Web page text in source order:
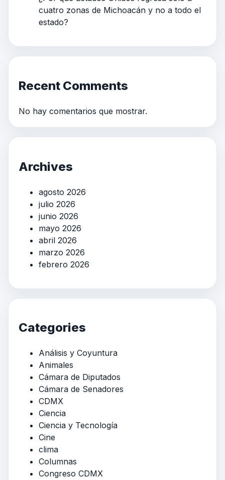
cuatro zonas de Michoacán y no a todo el
estado?
Recent Comments
No hay comentarios que mostrar.
Archives
agosto 2026
julio 2026
junio 2026
mayo 2026
abril 2026
marzo 2026
febrero 2026
Categories
Análisis y Coyuntura
Animales
Cámara de Diputados
Cámara de Senadores
CDMX
Ciencia
Ciencia y Tecnología
Cine
clima
Columnas
Congreso CDMX